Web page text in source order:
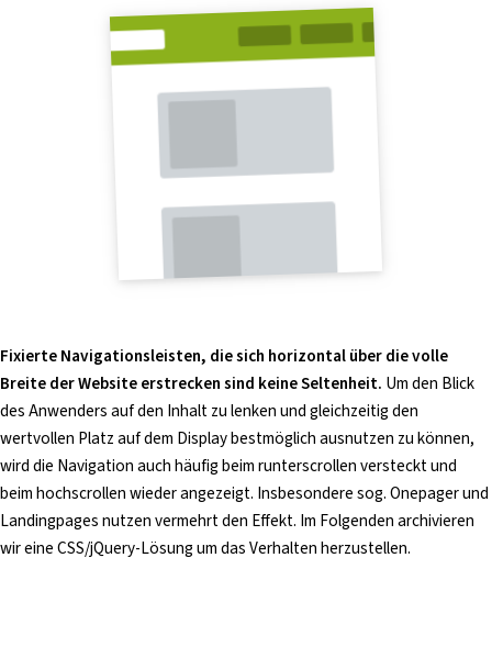
Fixierte Navigationsleisten, die sich horizontal über die volle
Breite der Website erstrecken sind keine Seltenheit. Um den Blick
des Anwenders auf den Inhalt zu lenken und gleichzeitig den
wertvollen Platz auf dem Display bestmöglich ausnutzen zu können,
wird die Navigation auch häufig beim runterscrollen versteckt und
beim hochscrollen wieder angezeigt. Insbesondere sog. Onepager und
Landingpages nutzen vermehrt den Effekt. Im Folgenden archivieren
wir eine CSS/jQuery-Lösung um das Verhalten herzustellen.